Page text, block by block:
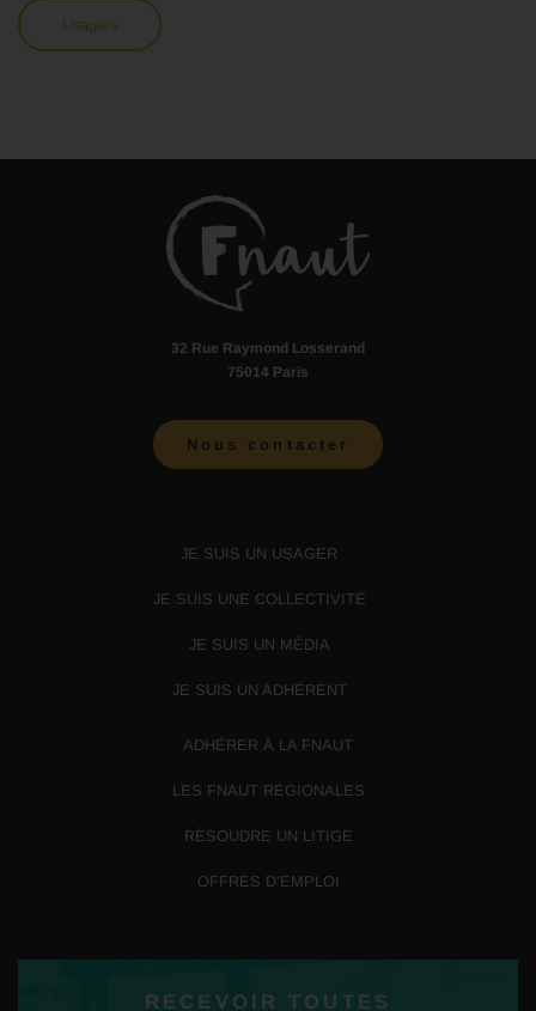
Usagers
32 Rue Raymond Losserand
75014 Paris
Nous contacter
JE SUIS UN USAGER
JE SUIS UNE COLLECTIVITÉ
JE SUIS UN MÉDIA
JE SUIS UN ADHÉRENT
ADHÉRER À LA FNAUT
LES FNAUT RÉGIONALES
RÉSOUDRE UN LITIGE
OFFRES D’EMPLOI
RECEVOIR TOUTES